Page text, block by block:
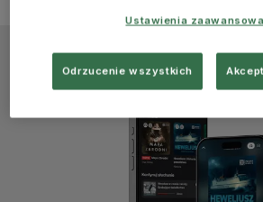
Ustawienia
Odrzucenie wszystkich